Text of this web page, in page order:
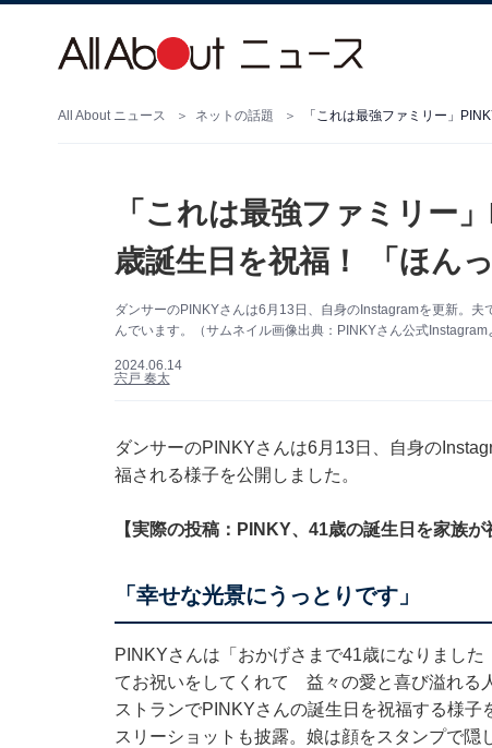
All About ニュース ネットの話題 「これは最強ファミリー」
「これは最強ファミリー
歳誕生日を祝福！ 「ほん
ダンサーのPINKYさんは6月13日、自身のInstagramを更新。
んでいます。（サムネイル画像出典：PINKYさん公式Instagram
2024.06.14
宍戸 奏太
ダンサーのPINKYさんは6月13日、自身の
福される様子を公開しました。
【実際の投稿：PINKY、41歳の誕生日を家族が
「幸せな光景にうっとりです」
PINKYさんは「おかげさまで41歳になりまし
てお祝いをしてくれて 益々の愛と喜び溢れる
ストランでPINKYさんの誕生日を祝福する様
スリーショットも披露。娘は顔をスタンプで隠